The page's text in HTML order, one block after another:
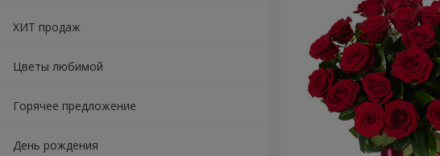
ХИТ продаж
Цветы любимой
Горячее предложение
День рождения